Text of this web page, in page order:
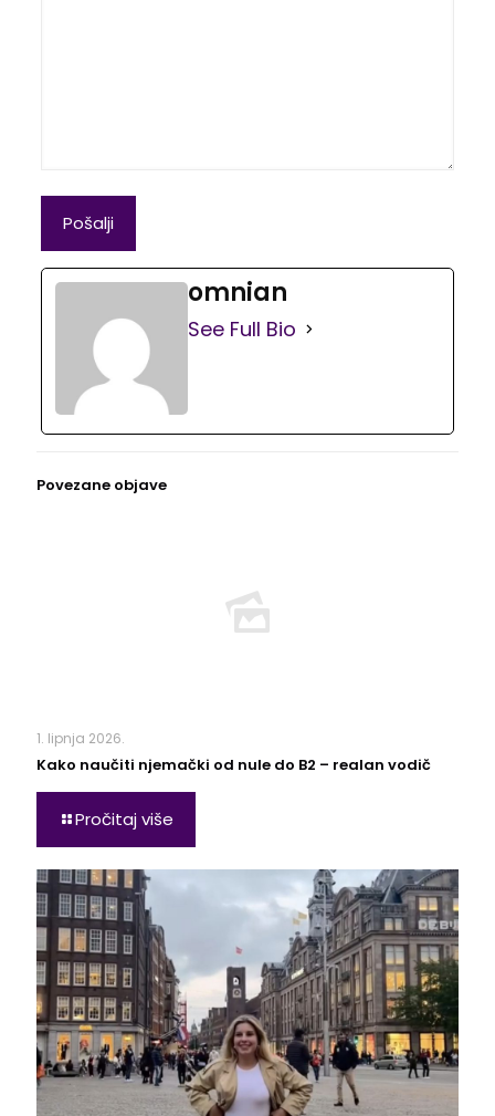
omnian
See Full Bio
Povezane objave
1. lipnja 2026.
Kako naučiti njemački od nule do B2 – realan vodič
Pročitaj više